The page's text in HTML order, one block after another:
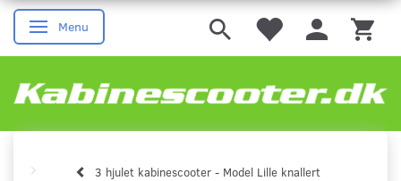
Skifte navigation
Menu
3 hjulet kabinescooter - Model Lille knallert